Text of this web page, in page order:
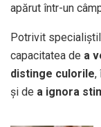
apărut într-un
Potrivit
capacitatea de a
distinge culorile,
și de a ignora